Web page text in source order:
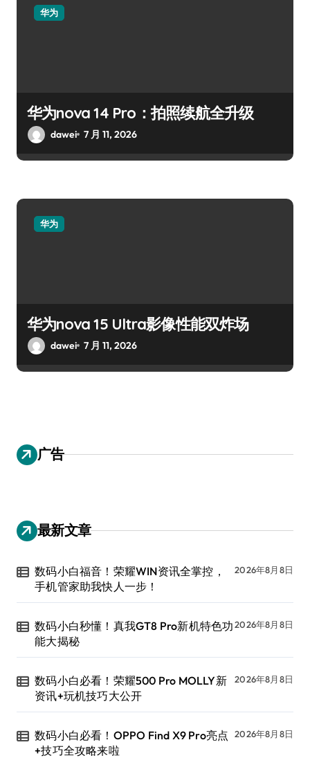
华为
华为nova 14 Pro：拍照续航全升级
dawei 7 月 11, 2026
华为
华为nova 15 Ultra影像性能双炸场
dawei 7 月 11, 2026
广告
最新文章
数码小白福音！荣耀WIN资讯全掌控，
手机管家助我快人一步！
2026年8月8日
数码小白秒懂！真我GT8 Pro新机特色功
能大揭秘
2026年8月8日
数码小白必看！荣耀500 Pro MOLLY新
资讯+玩机技巧大公开
2026年8月8日
数码小白必看！OPPO Find X9 Pro亮点
+技巧全攻略来啦
2026年8月8日